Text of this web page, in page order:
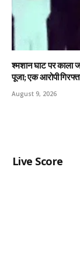
श्मशान घाट पर काला
पूजा; एक आरोपी
August 9, 2026
Live Score